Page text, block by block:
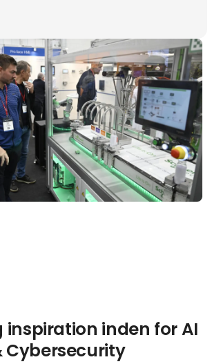
inspiration inden for AI
Cybersecurity